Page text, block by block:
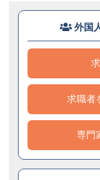
外国
求職者
専門